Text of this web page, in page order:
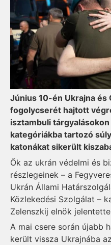
Június 10-én Ukrajna és
fogolycserét hajtott
isztambuli
kategóriákba tartozó
katonákat sikerült
Ők az ukrán védelmi és
részlegeinek – a
Ukrán Állami
Közlekedési Szolgálat –
Zelenszkij elnök
A mai csere során újabb
került vissza Ukrajnába